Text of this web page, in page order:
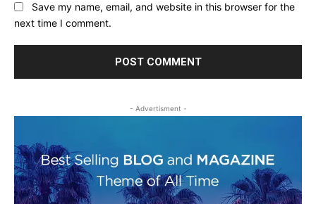
Save my name, email, and website in this browser for the
next time I comment.
- Advertisment -